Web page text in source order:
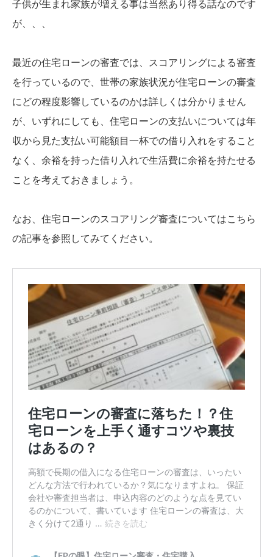
子供が生まれ家族が増える事は当然あり得る話なのです
が、、、
最近の住宅ローンの審査では、スコアリングによる審査
を行っているので、世帯の家族状況が住宅ローンの審査
にどの程度影響しているのかは詳しくは分かりません
が、いずれにしても、住宅ローンの支払いについては年
収から見た支払い可能額目一杯での借り入れをすること
なく、余裕を持った借り入れで生活費に余裕を持たせる
ことを考えておきましょう。
なお、住宅ローンのスコアリング審査についてはこちら
の記事を参照してみてください。